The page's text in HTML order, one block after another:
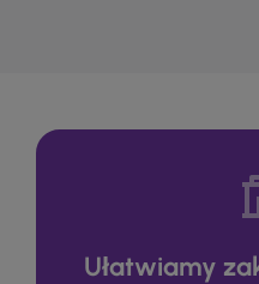
Ułatwiamy